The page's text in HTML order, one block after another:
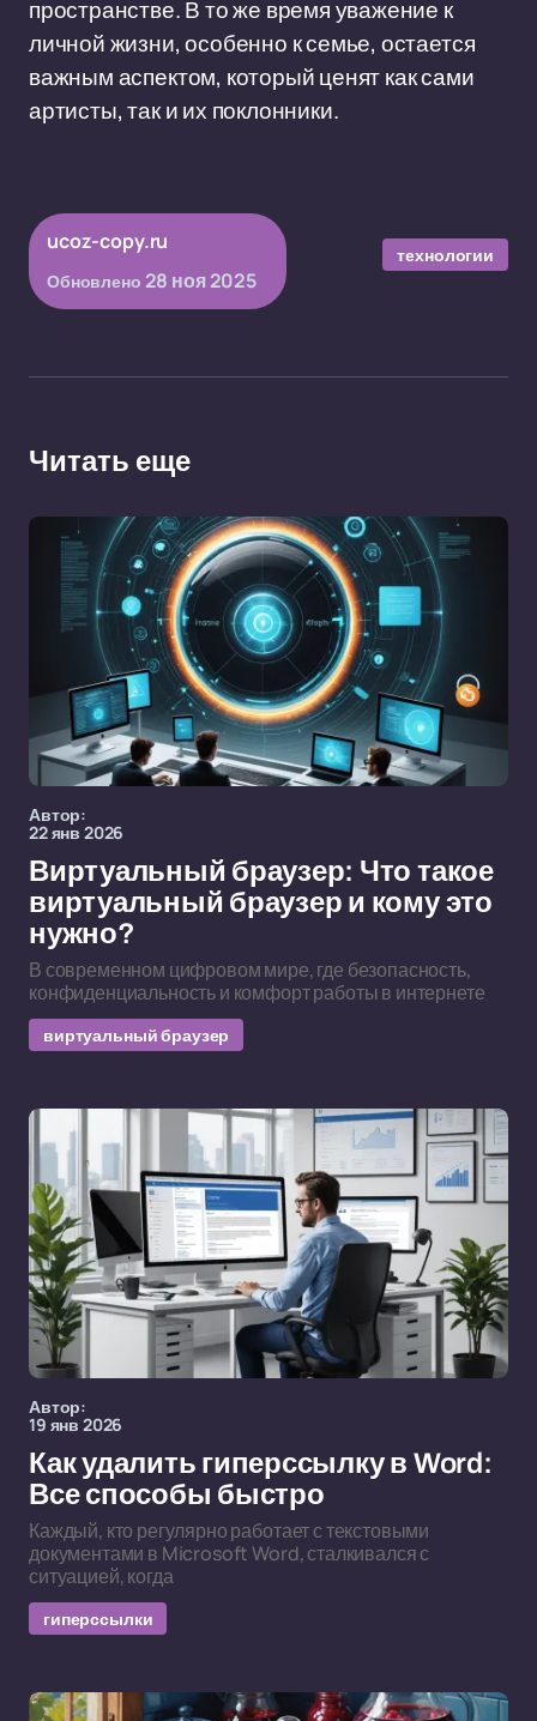
пространстве. В то же время уважение к
личной жизни, особенно к семье, остается
важным аспектом, который ценят как сами
артисты, так и их поклонники.
ucoz-copy.ru
Обновлено 28 ноя 2025
технологии
Читать еще
Автор:
22 янв 2026
Виртуальный браузер: Что такое
виртуальный браузер и кому это
нужно?
В современном цифровом мире, где безопасность,
конфиденциальность и комфорт работы в интернете
виртуальный браузер
Автор:
19 янв 2026
Как удалить гиперссылку в Word:
Все способы быстро
Каждый, кто регулярно работает с текстовыми
документами в Microsoft Word, сталкивался с
ситуацией, когда
гиперссылки